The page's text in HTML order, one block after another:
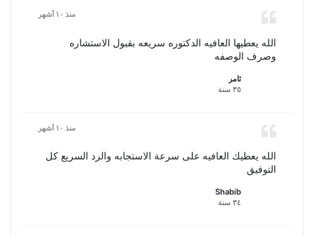
منذ ١٠ أشهر
الله يعطيها العافيه الدكتوره سريعه بقبول الاستشاره
وصرف الوصفه
ثامر
٣٥ سنة
منذ ١٠ أشهر
الله يعطيك العافيه على سرعة الاستجابه والرد السريع كل
التوفيق
Shabib
٣٤ سنة